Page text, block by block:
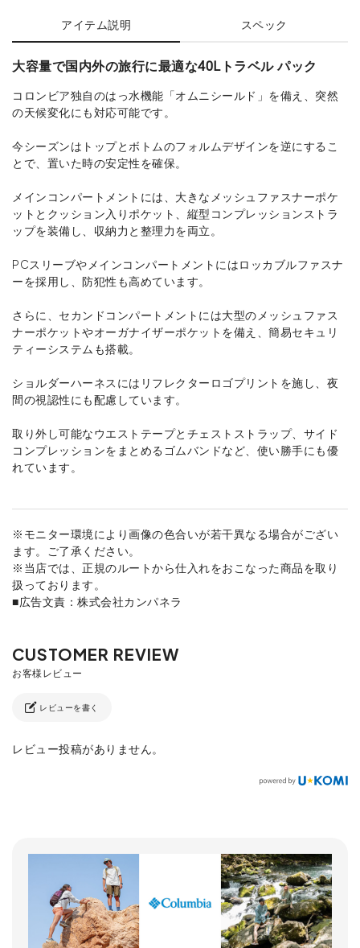
アイテム説明 スペック
大容量で国内外の旅行に最適な40Lトラベル パック
コロンビア独自のはっ水機能「オムニシールド」を備え、突然
の天候変化にも対応可能です。
今シーズンはトップとボトムのフォルムデザインを逆にするこ
とで、置いた時の安定性を確保。
メインコンパートメントには、大きなメッシュファスナーポケ
ットとクッション入りポケット、縦型コンプレッションストラ
ップを装備し、収納力と整理力を両立。
PCスリーブやメインコンパートメントにはロッカブルファスナ
ーを採用し、防犯性も高めています。
さらに、セカンドコンパートメントには大型のメッシュファス
ナーポケットやオーガナイザーポケットを備え、簡易セキュリ
ティーシステムも搭載。
ショルダーハーネスにはリフレクターロゴプリントを施し、夜
間の視認性にも配慮しています。
取り外し可能なウエストテープとチェストストラップ、サイド
コンプレッションをまとめるゴムバンドなど、使い勝手にも優
れています。
※モニター環境により画像の色合いが若干異なる場合がござい
ます。ご了承ください。
※当店では、正規のルートから仕入れをおこなった商品を取り
扱っております。
■広告文責：株式会社カンパネラ
レビューを書く
レビュー投稿がありません。